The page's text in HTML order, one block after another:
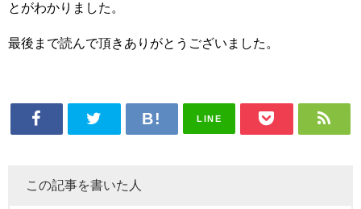
とがわかりました。
最後まで読んで頂きありがとうございました。
LINE
この記事を書いた人